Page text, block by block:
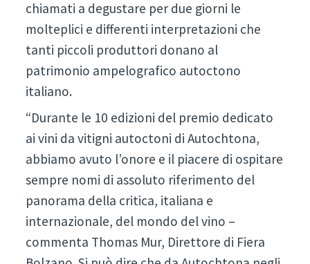
chiamati a degustare per due giorni le
molteplici e differenti interpretazioni che
tanti piccoli produttori donano al
patrimonio ampelografico autoctono
italiano.
“Durante le 10 edizioni del premio dedicato
ai vini da vitigni autoctoni di Autochtona,
abbiamo avuto l’onore e il piacere di ospitare
sempre nomi di assoluto riferimento del
panorama della critica, italiana e
internazionale, del mondo del vino –
commenta Thomas Mur, Direttore di Fiera